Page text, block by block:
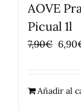
AOVE
Picual 1l
7,90€ El
era:
6,90
Añadir al